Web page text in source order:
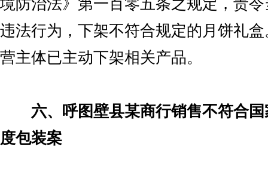
境防治法》第一百零五条之规定，责
违法行为，下架不符合规定的月饼礼
营主体已主动下架相关产品。
六、呼图壁县某商行销售不符合
度包装案